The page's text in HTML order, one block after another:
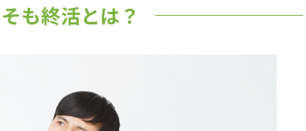
も終活とは？